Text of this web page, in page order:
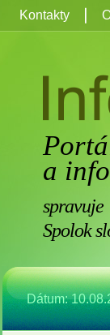
a
spravuje
Spolok
Dátum:
Kontakty